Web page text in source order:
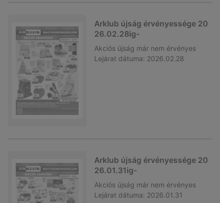
Arklub újság érvényessége 20
26.02.28ig-
Akciós újság már nem érvényes
Lejárat dátuma: 2026.02.28
Arklub újság érvényessége 20
26.01.31ig-
Akciós újság már nem érvényes
Lejárat dátuma: 2026.01.31